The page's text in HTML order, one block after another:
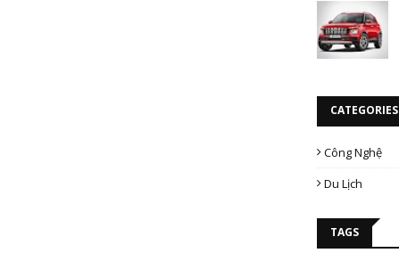
CATEGORIES
Công Nghệ
Du Lịch
TAGS